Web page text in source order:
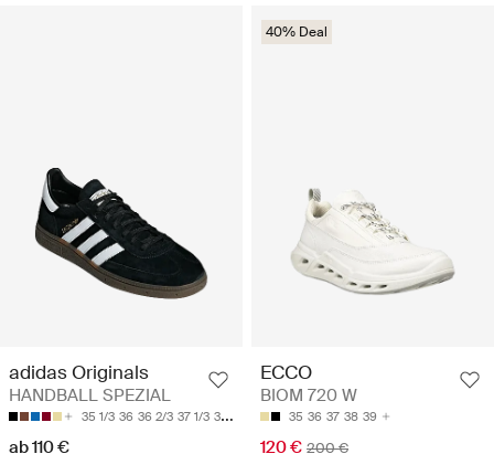
adidas Originals
HANDBALL SPEZIAL
35 1/3 36 36 2/3 37 1/3 38
ab 110 €
40% Deal
ECCO
BIOM 720 W
35 36 37 38 39
120 € 200 €